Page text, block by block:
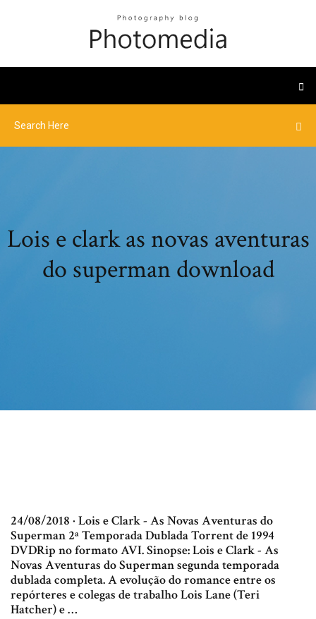
Lois e clark as novas aventuras
do superman download
24/08/2018 · Lois e Clark - As Novas Aventuras do
Superman 2ª Temporada Dublada Torrent de 1994
DVDRip no formato AVI. Sinopse: Lois e Clark - As
Novas Aventuras do Superman segunda temporada
dublada completa. A evolução do romance entre os
repórteres e colegas de trabalho Lois Lane (Teri
Hatcher) e …